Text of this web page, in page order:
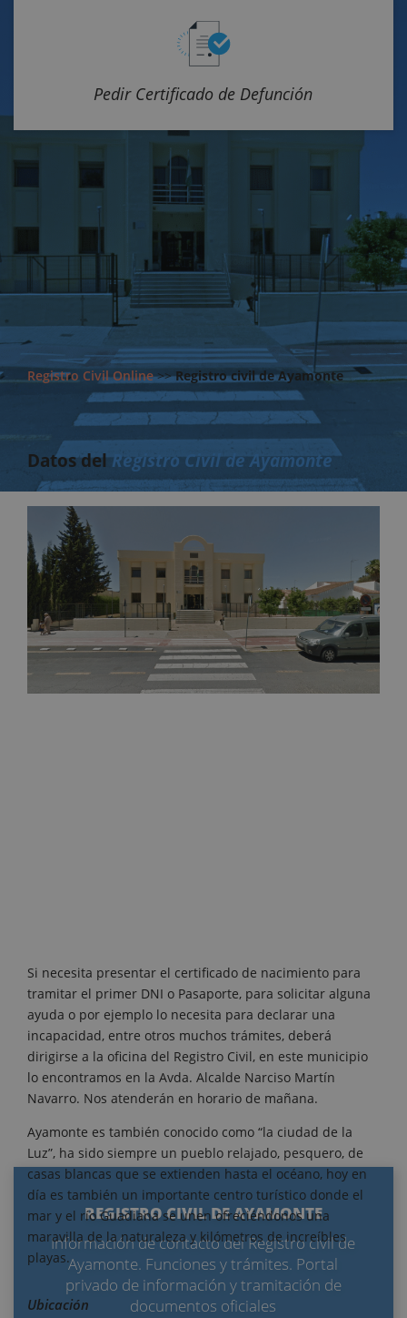
REGISTRO CIVIL DE AYAMONTE
Información de contacto del Registro civil de
Ayamonte. Funciones y trámites. Portal
privado de información y tramitación de
documentos oficiales
Pedir Certificado de Defunción
Registro Civil Online>>Registro civil de Ayamonte
Datos delRegistro Civil de Ayamonte
Si necesita presentar el certificado de nacimiento para
tramitar el primer DNI o Pasaporte, para solicitar alguna
ayuda o por ejemplo lo necesita para declarar una
incapacidad, entre otros muchos trámites, deberá
dirigirse a la oficina del Registro Civil, en este municipio
lo encontramos en la Avda. Alcalde Narciso Martín
Navarro. Nos atenderán en horario de mañana.
Ayamonte es también conocido como “la ciudad de la
Luz”, ha sido siempre un pueblo relajado, pesquero, de
casas blancas que se extienden hasta el océano, hoy en
día es también un importante centro turístico donde el
mar y el río Guadiana se unen ofreciéndonos una
maravilla de la naturaleza y kilómetros de increíbles
playas.
Ubicación